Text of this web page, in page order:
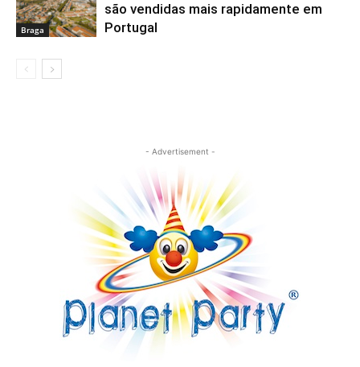
Braga
são vendidas mais rapidamente em
Portugal
- Advertisement -